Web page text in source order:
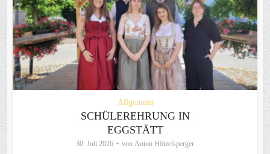
Allgemein
SCHÜLEREHRUNG IN
EGGSTÄTT
30. Juli 2026 von Anton Hötzelsperger